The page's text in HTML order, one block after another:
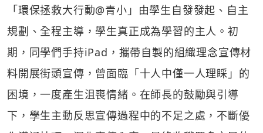
「環保拯救大行動@青小」由學生自發發起、自主
規劃、全程主導，學生真正成為學習的主人。初
期，同學們手持iPad，攜帶自製的組織理念宣傳材
料開展街頭宣傳，曾面臨「十人中僅一人理睬」的
困境，一度產生沮喪情緒。在師長的鼓勵與引導
下，學生主動反思宣傳過程中的不足之處，不斷優